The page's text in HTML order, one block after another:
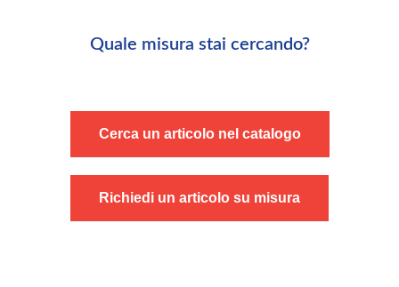
Quale misura stai cercando?
Cerca un articolo nel catalogo
Richiedi un articolo su misura